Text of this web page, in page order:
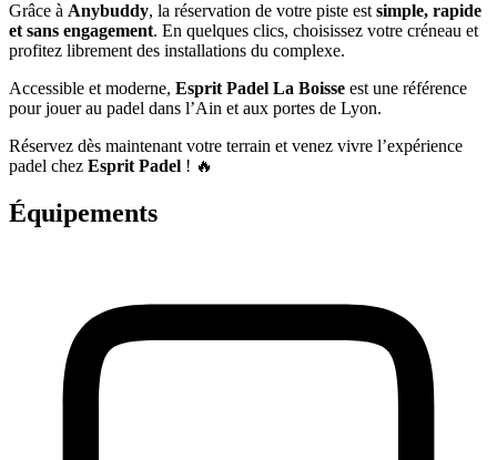
Grâce à Anybuddy, la réservation de votre piste est simple, rapide
et sans engagement. En quelques clics, choisissez votre créneau et
profitez librement des installations du complexe.
Accessible et moderne, Esprit Padel La Boisse est une référence
pour jouer au padel dans l’Ain et aux portes de Lyon.
Réservez dès maintenant votre terrain et venez vivre l’expérience
padel chez Esprit Padel ! 🔥
Équipements